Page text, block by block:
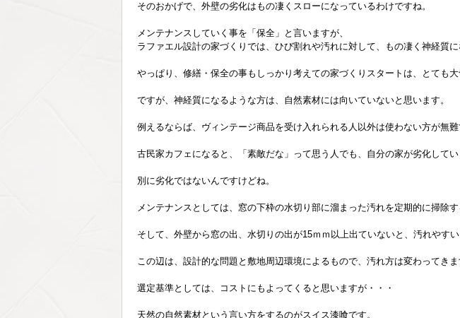
そのおかげで、外壁の劣化はもの凄くスローになっているわけですね。
メンテナンスしていく事を「保全」と言いますが、
ラファエル設計の家づくりでは、ひび割れや汚れに対して、もの凄く神経質に
やっぱり、修繕・保全の事もしっかり考えての家づくりスタートは、とても大
ですが、神経質になるような方は、自然素材には向いていないと思います。
例えるならば、ヴィンテージ商品を受け入れられる人以外は使わない方が無難
古民家カフェになると、「素敵だな」って思う人でも、自分の家が劣化して
別に劣化ではないんですけどね。
メンテナンスとしては、窓の下枠の水切り部に溜まった汚れを定期的に掃除
そして、外壁から窓の出、水切りの出が15ｍｍ以上出ていないと、汚れやすい
この辺は、設計的な問題と敷地周辺環境によるもので、汚れ方は変わってきま
選定基準としては、コストにもよってくると思いますが・・・
天然の自然素材という言い方をするのがスイス漆喰です。